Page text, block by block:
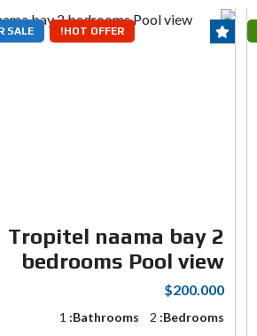
SALE HOT OFFER!
Tropitel naama bay 2
bedrooms Pool view
$200.000
Bedrooms:
2
Bathrooms:
1